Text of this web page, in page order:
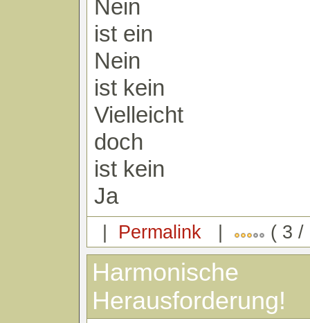
Nein
ist ein
Nein
ist kein
Vielleicht
doch
ist kein
Ja
| Permalink | ( 3 /
Harmonische
Herausforderung!